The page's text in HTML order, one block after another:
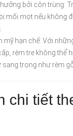
hưởng bởi côn trùng:
mối mọt nếu không
mỹ hạn chế: Với
rèm tre không thể
sang trọng như rèm
chi tiết